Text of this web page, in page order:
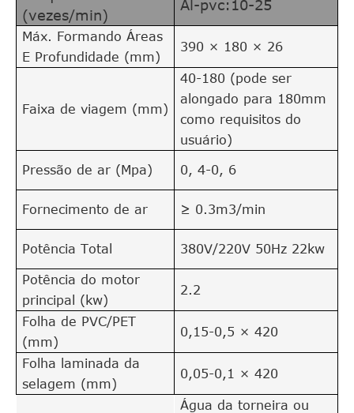
(vezes/min)
Al-pvc:10-25
Máx. Formando Áreas
E Profundidade (mm)
390 × 180 × 26
Faixa de viagem (mm)
40-180 (pode ser
alongado para 180mm
como requisitos do
usuário)
Pressão de ar (Mpa) 0, 4-0, 6
Fornecimento de ar ≥ 0.3m3/min
Potência Total 380V/220V 50Hz 22kw
Potência do motor
principal (kw)
2.2
Folha de PVC/PET
(mm)
0,15-0,5 × 420
Folha laminada da
selagem (mm)
0,05-0,1 × 420
Água da torneira ou